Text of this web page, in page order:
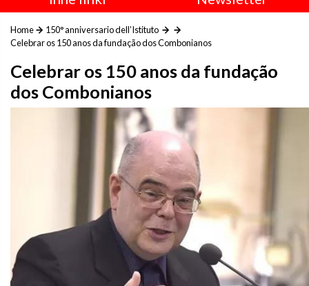
Home
150° anniversario dell’Istituto
Celebrar os 150 anos da fundação dos Combonianos
Celebrar os 150 anos da fundação
dos Combonianos